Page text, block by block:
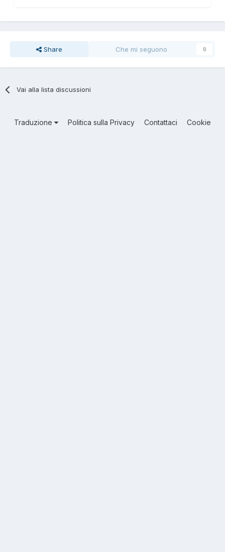
Share Che mi seguono 0
Vai alla lista discussioni
Traduzione Politica sulla Privacy Contattaci Cookie